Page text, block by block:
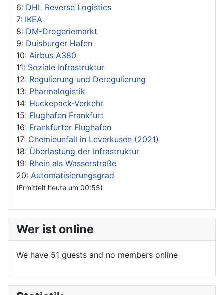
6: DHL Reverse Logistics
7: IKEA
8: DM-Drogeriemarkt
9: Duisburger Hafen
10: Airbus A380
11: Soziale Infrastruktur
12: Regulierung und Deregulierung
13: Pharmalogistik
14: Huckepack-Verkehr
15: Flughafen Frankfurt
16: Frankfurter Flughafen
17: Chemieunfall in Leverkusen (2021)
18: Überlastung der Infrastruktur
19: Rhein als Wasserstraße
20: Automatisierungsgrad
(Ermittelt heute um 00:55)
Wer ist online
We have 51 guests and no members online